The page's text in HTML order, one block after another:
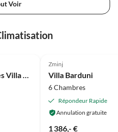
Voir
Appartement de vacances Villa Kascuni
Zminj
Villa Barduni
6 Chambres
Répondeur Rapide
Annulation gratuite
1 386,- €